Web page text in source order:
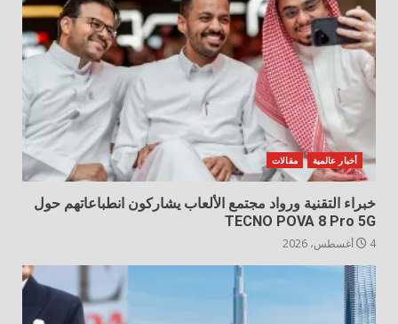
أخبار عالمية مقالات
خبراء التقنية ورواد مجتمع الألعاب يشاركون انطباعاتهم حول
TECNO POVA 8 Pro 5G
4 أغسطس، 2026